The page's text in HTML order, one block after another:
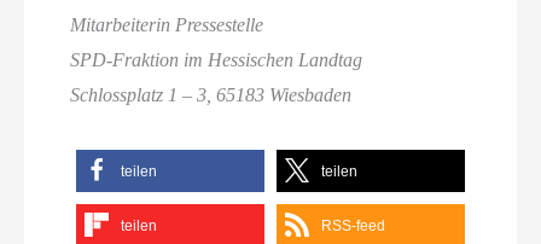
Mitarbeiterin Pressestelle
SPD-Fraktion im Hessischen Landtag
Schlossplatz 1 – 3, 65183 Wiesbaden
teilen teilen
teilen RSS-feed